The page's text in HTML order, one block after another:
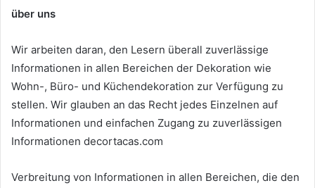
über uns
Wir arbeiten daran, den Lesern überall zuverlässige
Informationen in allen Bereichen der Dekoration wie
Wohn-, Büro- und Küchendekoration zur Verfügung zu
stellen. Wir glauben an das Recht jedes Einzelnen auf
Informationen und einfachen Zugang zu zuverlässigen
Informationen decortacas.com
Verbreitung von Informationen in allen Bereichen, die den